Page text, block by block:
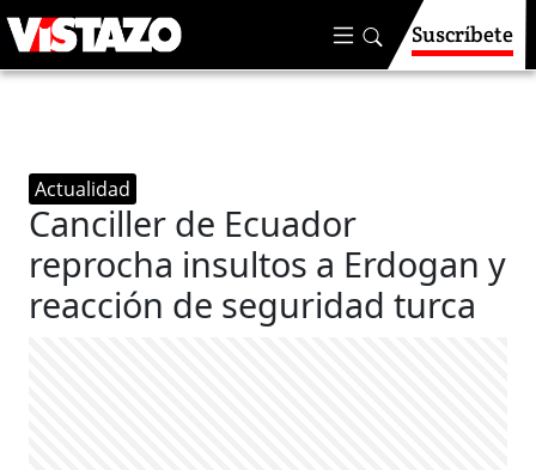
Suscríbete
Actualidad
Canciller de Ecuador
reprocha insultos a Erdogan y
reacción de seguridad turca